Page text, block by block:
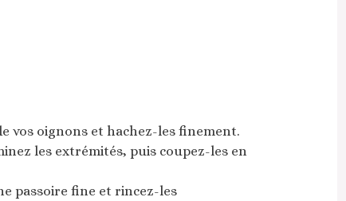
vos oignons et hachez-les finement.
les extrémités, puis coupez-les en
passoire fine et rincez-les